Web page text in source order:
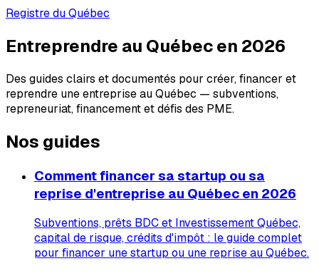
Registre du Québec
Entreprendre au Québec en 2026
Des guides clairs et documentés pour créer, financer et
reprendre une entreprise au Québec — subventions,
repreneuriat, financement et défis des PME.
Nos guides
Comment financer sa startup ou sa
reprise d'entreprise au Québec en 2026
Subventions, prêts BDC et Investissement Québec,
capital de risque, crédits d'impôt : le guide complet
pour financer une startup ou une reprise au Québec.